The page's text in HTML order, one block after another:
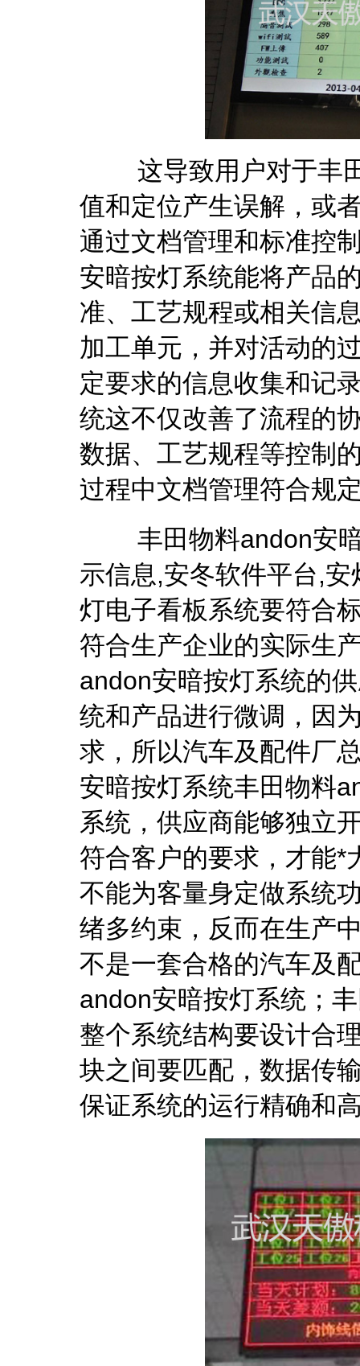
这导致用户对于丰田
值和定位产生误解，或
通过文档管理和标准控
安暗按灯系统能将产品
准、工艺规程或相关信
加工单元，并对活动的
定要求的信息收集和记
统这不仅改善了流程的
数据、工艺规程等控制
过程中文档管理符合规
丰田物料andon安暗
示信息,安冬软件平台,
灯电子看板系统要符合
符合生产企业的实际生
andon安暗按灯系统的
统和产品进行微调，因
求，所以汽车及配件厂
安暗按灯系统丰田物料
系统，供应商能够独立
符合客户的要求，才能*
不能为客量身定做系统
绪多约束，反而在生产
不是一套合格的汽车及
andon安暗按灯系统；
整个系统结构要设计合
块之间要匹配，数据传
保证系统的运行精确和